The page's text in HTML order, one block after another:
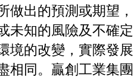
做出的預測或期望，
未知的風險及不確定
境的改變，實際發展
相同。贏創工業集團